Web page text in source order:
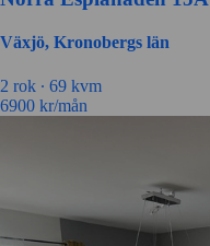
Växjö, Kronobergs län
2 rok ∙ 69 kvm
6900 kr/mån